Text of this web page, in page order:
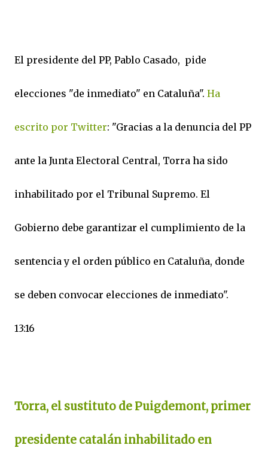
El presidente del PP, Pablo Casado, pide
elecciones "de inmediato" en Cataluña". Ha
escrito por Twitter: "Gracias a la denuncia del PP
ante la Junta Electoral Central, Torra ha sido
inhabilitado por el Tribunal Supremo. El
Gobierno debe garantizar el cumplimiento de la
sentencia y el orden público en Cataluña, donde
se deben convocar elecciones de inmediato".
13:16
Torra, el sustituto de Puigdemont, primer
presidente catalán inhabilitado en